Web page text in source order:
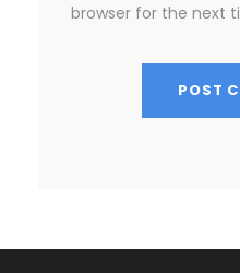
browser for the next